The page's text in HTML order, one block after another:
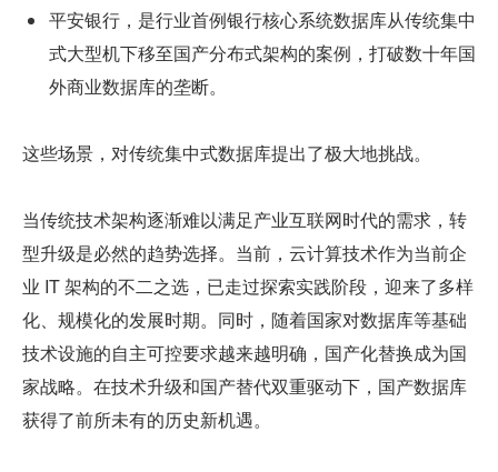
平安银行，是行业首例银行核心系统数据库从传统集中
式大型机下移至国产分布式架构的案例，打破数十年国
外商业数据库的垄断。
这些场景，对传统集中式数据库提出了极大地挑战。
当传统技术架构逐渐难以满足产业互联网时代的需求，转
型升级是必然的趋势选择。当前，云计算技术作为当前企
业 IT 架构的不二之选，已走过探索实践阶段，迎来了多样
化、规模化的发展时期。同时，随着国家对数据库等基础
技术设施的自主可控要求越来越明确，国产化替换成为国
家战略。在技术升级和国产替代双重驱动下，国产数据库
获得了前所未有的历史新机遇。